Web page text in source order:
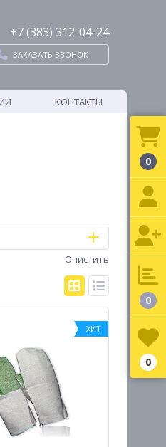
+7 (383) 312-04-24
ЗАКАЗАТЬ ЗВОНОК
КОНТАКТЫ
Очистить
ХИТ
0
0
0